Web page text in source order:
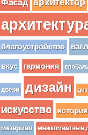
Фасад
благоустройство
вкус гармония
двери дизайн
искусство история
материал межкомнатные